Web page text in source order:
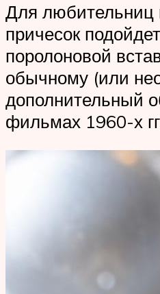
Для
причесок
поролоновой
обычному (или
дополнительный
фильмах 1960-х